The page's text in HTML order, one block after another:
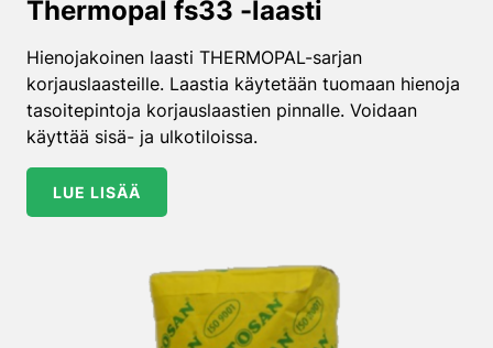
Thermopal fs33 -laasti
Hienojakoinen laasti THERMOPAL-sarjan
korjauslaasteille. Laastia käytetään tuomaan hienoja
tasoitepintoja korjauslaastien pinnalle. Voidaan
käyttää sisä- ja ulkotiloissa.
LUE LISÄÄ